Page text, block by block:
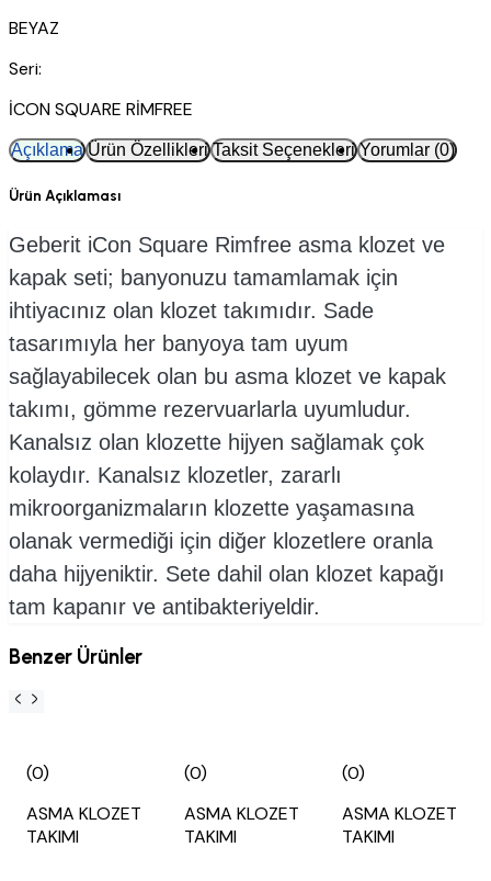
BEYAZ
Seri:
İCON SQUARE RİMFREE
Açıklama Ürün Özellikleri Taksit Seçenekleri Yorumlar (0)
Ürün Açıklaması
Geberit iCon Square Rimfree asma klozet ve
kapak seti; banyonuzu tamamlamak için
ihtiyacınız olan klozet takımıdır. Sade
tasarımıyla her banyoya tam uyum
sağlayabilecek olan bu asma klozet ve kapak
takımı, gömme rezervuarlarla uyumludur.
Kanalsız olan klozette hijyen sağlamak çok
kolaydır. Kanalsız klozetler, zararlı
mikroorganizmaların klozette yaşamasına
olanak vermediği için diğer klozetlere oranla
daha hijyeniktir. Sete dahil olan klozet kapağı
tam kapanır ve antibakteriyeldir.
Benzer Ürünler
(0)
ASMA KLOZET
TAKIMI
(0)
ASMA KLOZET
TAKIMI
(0)
ASMA KLOZET
TAKIMI